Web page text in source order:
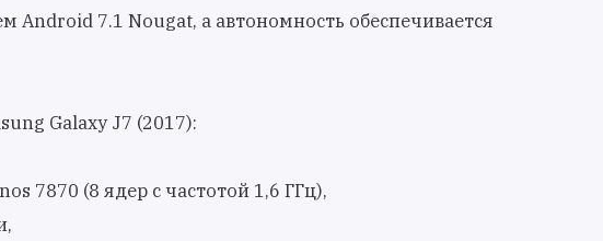
Android 7.1 Nougat, а автономность обеспечивается
Galaxy J7 (2017):
7870 (8 ядер с частотой 1,6 ГГц),